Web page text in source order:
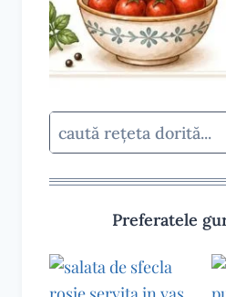
Caută
Preferatele